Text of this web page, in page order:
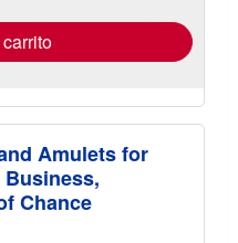
Amulets for
Chance